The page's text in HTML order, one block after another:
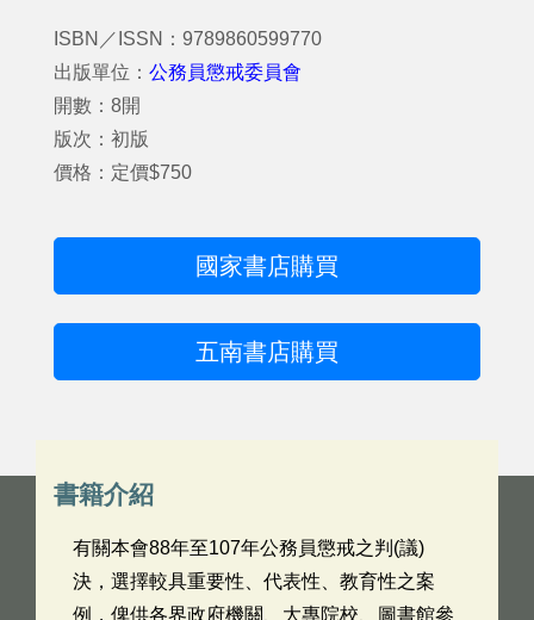
ISBN／ISSN：9789860599770
出版單位： 公務員懲戒委員會
開數：8開
版次：初版
價格：定價$750
國家書店購買
五南書店購買
書籍介紹
有關本會88年至107年公務員懲戒之判(議)
決，選擇較具重要性、代表性、教育性之案
例，俾供各界政府機關、大專院校、圖書館參